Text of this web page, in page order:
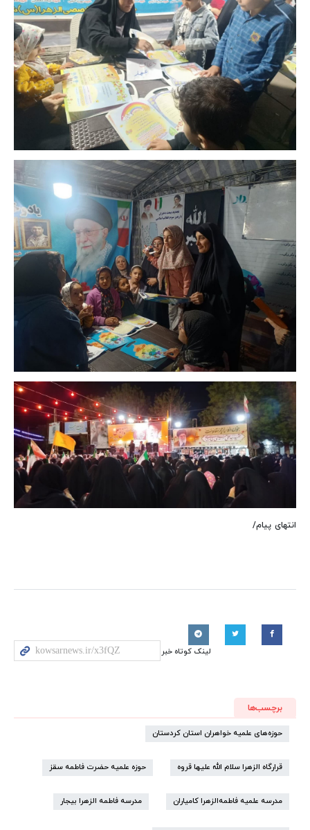
انتهای پیام/
لینک کوتاه خبر
برچسب‌ها
حوزه‌های علمیه خواهران استان کردستان
قرارگاه الزهرا سلام الله علیها قروه حوزه علمیه حضرت فاطمه سقز
مدرسه علمیه فاطمه‌الزهرا کامیاران مدرسه فاطمه الزهرا بیجار